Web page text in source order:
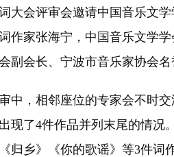
会评审会邀请中国音乐文学
作家张海宁，中国音乐文学
副会长、宁波市音乐家协会
，相邻座位的专家会不时交
现了4件作品并列末尾的情况
归乡》《你的歌谣》等3件词